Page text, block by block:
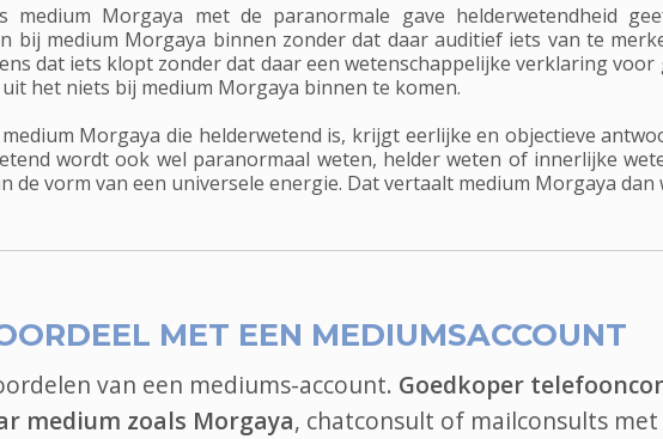
medium Morgaya met de paranormale gave helderwetendheid
bij medium Morgaya binnen zonder dat daar auditief iets van te
dat iets klopt zonder dat daar een wetenschappelijke verklaring
het niets bij medium Morgaya binnen te komen.
medium Morgaya die helderwetend is, krijgt eerlijke en objectieve
wordt ook wel paranormaal weten, helder weten of innerlijke
de vorm van een universele energie. Dat vertaalt medium Morgaya
MET EEN MEDIUMSACCOUNT
van een mediums-account. Goedkoper
medium zoals Morgaya, chatconsult of mailconsults